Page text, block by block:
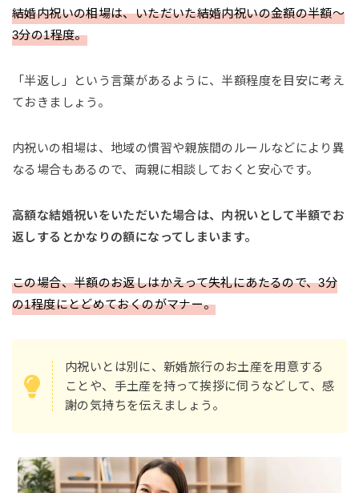
結婚内祝いの相場は、いただいた結婚内祝いの金額の半額〜
3分の1程度。
「半返し」という言葉があるように、半額程度を目安に考え
ておきましょう。
内祝いの相場は、地域の慣習や親族間のルールなどにより異
なる場合もあるので、両親に相談しておくと安心です。
高額な結婚祝いをいただいた場合は、内祝いとして半額でお
返しするとかなりの額になってしまいます。
この場合、半額のお返しはかえって失礼にあたるので、3分
の1程度にとどめておくのがマナー。
内祝いとは別に、新婚旅行のお土産を用意する
ことや、手土産を持って挨拶に伺うなどして、感
謝の気持ちを伝えましょう。